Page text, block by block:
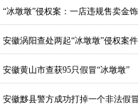
“冰墩墩”侵权案：一店违规售卖金
安徽涡阳查处两起“冰墩墩”侵权案件
安徽黄山市查获95只假冒“冰墩墩”
安徽黟县警方成功打掉一个非法假